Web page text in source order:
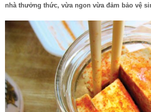
nhà thưởng thức, vừa ngon vừa đảm bảo vệ